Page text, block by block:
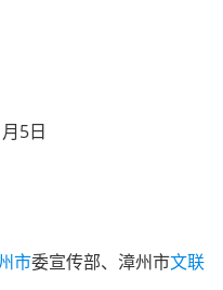
5日
市委宣传部、漳州市文联